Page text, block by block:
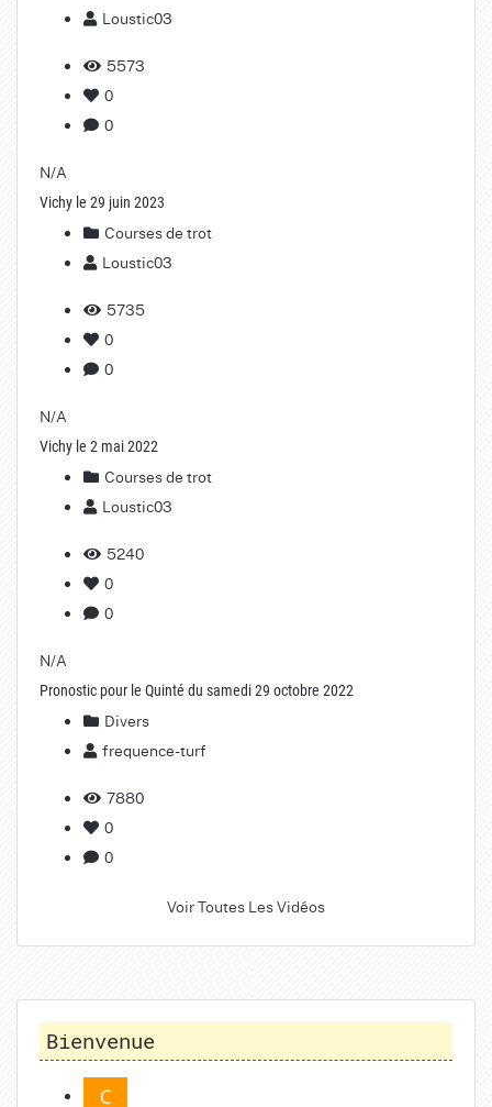
Loustic03
5573
0
0
N/A
Vichy le 29 juin 2023
Courses de trot
Loustic03
5735
0
0
N/A
Vichy le 2 mai 2022
Courses de trot
Loustic03
5240
0
0
N/A
Pronostic pour le Quinté du samedi 29 octobre 2022
Divers
frequence-turf
7880
0
0
Voir Toutes Les Vidéos
Bienvenue